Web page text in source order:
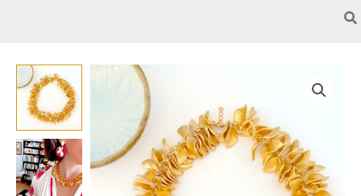
quantité
de
Collier
Sableaux